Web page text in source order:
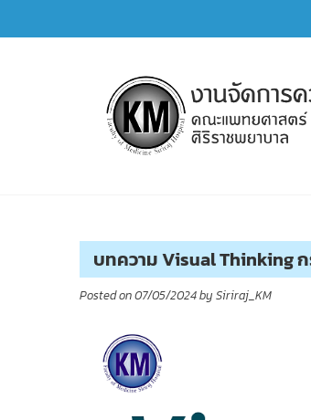
to
บทความ Visual Thinking
Posted on07/05/2024by Siriraj_KM